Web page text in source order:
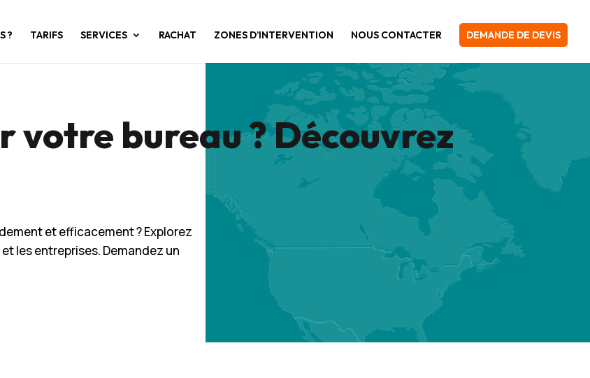
? TARIFS SERVICES RACHAT ZONES D’INTERVENTION NOUS CONTACTER DEMANDE DE DEVIS
votre bureau ? Découvrez
et efficacement ? Explorez
les entreprises. Demandez un